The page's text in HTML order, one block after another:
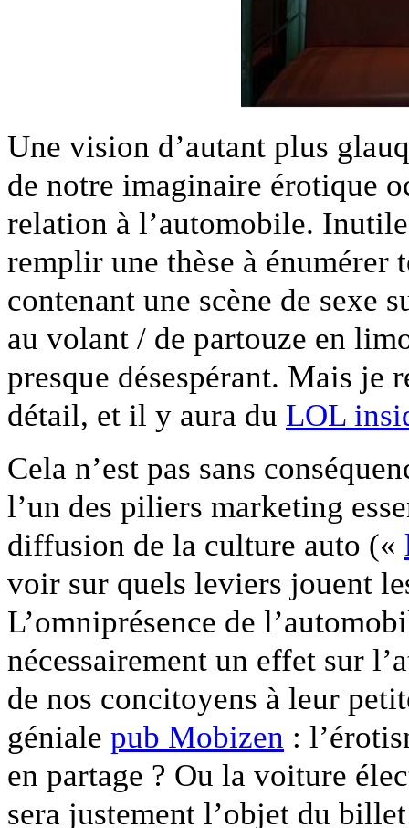
Une vision d’autant plus
de notre imaginaire érotique
relation à l’automobile.
remplir une thèse à énumérer
contenant une scène de sexe
au volant / de partouze en
presque désespérant. Mais je
détail, et il y aura du LOL
Cela n’est pas sans
l’un des piliers marketing
diffusion de la culture auto («
voir sur quels leviers jouent
L’omniprésence de
nécessairement un effet sur
de nos concitoyens à leur
géniale pub Mobizen :
en partage ? Ou la voiture
sera justement l’objet du